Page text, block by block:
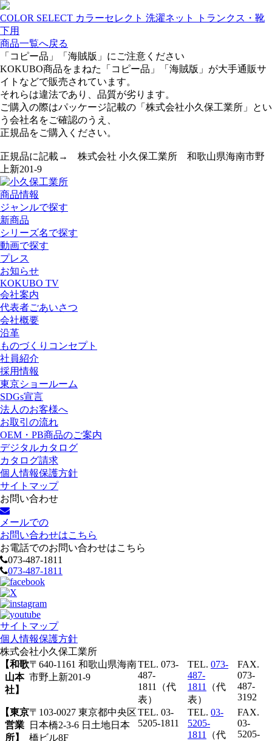
COLOR SELECT カラーセレクト 洗濯ネット トランクス・靴
下用
商品一覧へ戻る
「コピー品」「海賊版」にご注意ください
KOKUBO商品をまねた「コピー品」「海賊版」が大手通販サ
イトなどで販売されています。
それらは違法であり、品質が劣ります。
ご購入の際はパッケージ記載の「株式会社小久保工業所」とい
う会社名をご確認のうえ、
正規品をご購入ください。
正規品に記載→ 株式会社 小久保工業所 和歌山県海南市野
上新201-9
商品情報
ジャンルで探す
新商品
シリーズ名で探す
動画で探す
プレス
お知らせ
KOKUBO TV
会社案内
代表者ごあいさつ
会社概要
沿革
ものづくりコンセプト
社員紹介
採用情報
東京ショールーム
SDGs宣言
法人のお客様へ
お取引の流れ
OEM・PB商品のご案内
デジタルカタログ
カタログ請求
個人情報保護方針
サイトマップ
お問い合わせ
メールでの
お問い合わせはこちら
お電話でのお問い合わせはこちら
073-487-1811
073-487-1811
サイトマップ
個人情報保護方針
株式会社小久保工業所
【和歌
山本
社】
〒640-1161 和歌山県海南
市野上新201-9
TEL. 073-
487-
1811（代
表）
TEL. 073-
487-
1811
（代
表）
FAX.
073-
487-
3192
【東京
営業
所】
〒103-0027 東京都中央区
日本橋2-3-6 日土地日本
橋ビル8F
TEL. 03-
5205-1811
TEL. 03-
5205-
1811
（代
FAX.
03-
5205-